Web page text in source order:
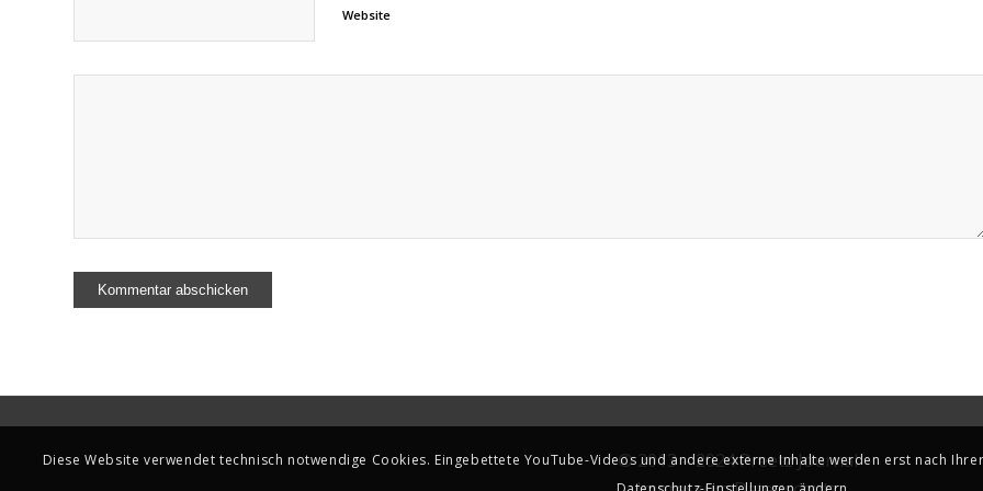
Website
© 2013 – 2024 Preetz Journal
Diese Website verwendet technisch notwendige Cookies. Eingebettete YouTube-Videos und andere externe Inhalte werden erst nach